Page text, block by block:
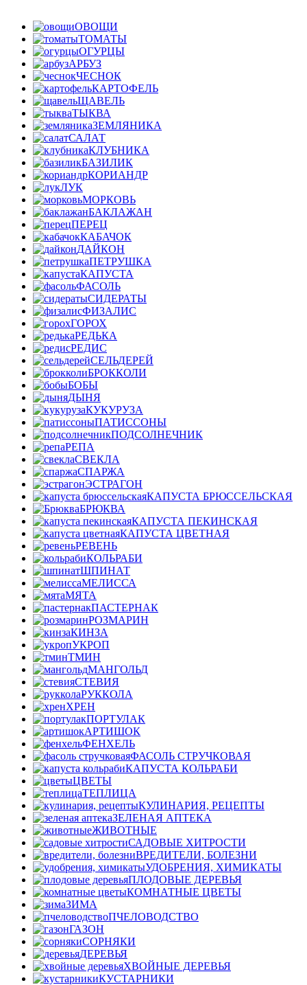
ОВОЩИ
ТОМАТЫ
ОГУРЦЫ
АРБУЗ
ЧЕСНОК
КАРТОФЕЛЬ
ЩАВЕЛЬ
ТЫКВА
ЗЕМЛЯНИКА
САЛАТ
КЛУБНИКА
БАЗИЛИК
КОРИАНДР
ЛУК
МОРКОВЬ
БАКЛАЖАН
ПЕРЕЦ
КАБАЧОК
ДАЙКОН
ПЕТРУШКА
КАПУСТА
ФАСОЛЬ
СИДЕРАТЫ
ФИЗАЛИС
ГОРОХ
РЕДЬКА
РЕДИС
СЕЛЬДЕРЕЙ
БРОККОЛИ
БОБЫ
ДЫНЯ
КУКУРУЗА
ПАТИССОНЫ
ПОДСОЛНЕЧНИК
РЕПА
СВЕКЛА
СПАРЖА
ЭСТРАГОН
КАПУСТА БРЮССЕЛЬСКАЯ
БРЮКВА
КАПУСТА ПЕКИНСКАЯ
КАПУСТА ЦВЕТНАЯ
РЕВЕНЬ
КОЛЬРАБИ
ШПИНАТ
МЕЛИССА
МЯТА
ПАСТЕРНАК
РОЗМАРИН
КИНЗА
УКРОП
ТМИН
МАНГОЛЬД
СТЕВИЯ
РУККОЛА
ХРЕН
ПОРТУЛАК
АРТИШОК
ФЕНХЕЛЬ
ФАСОЛЬ СТРУЧКОВАЯ
КАПУСТА КОЛЬРАБИ
ЦВЕТЫ
ТЕПЛИЦА
КУЛИНАРИЯ, РЕЦЕПТЫ
ЗЕЛЕНАЯ АПТЕКА
ЖИВОТНЫЕ
САДОВЫЕ ХИТРОСТИ
ВРЕДИТЕЛИ, БОЛЕЗНИ
УДОБРЕНИЯ, ХИМИКАТЫ
ПЛОДОВЫЕ ДЕРЕВЬЯ
КОМНАТНЫЕ ЦВЕТЫ
ЗИМА
ПЧЕЛОВОДСТВО
ГАЗОН
СОРНЯКИ
ДЕРЕВЬЯ
ХВОЙНЫЕ ДЕРЕВЬЯ
КУСТАРНИКИ